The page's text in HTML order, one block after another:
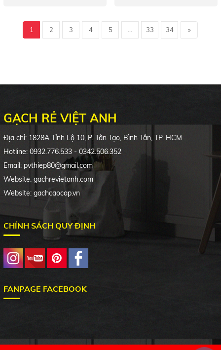
1 2 3 4 5 33 34 »
GẠCH RẺ VIỆT ANH
Địa chỉ: 1828A Tỉnh Lộ 10, P. Tân Tạo, Bình Tân, TP. HCM
Hotline: 0932.776.533 - 0342.506.352
Email: pvthiep80@gmail.com
Website: gachrevietanh.com
Website: gachcaocap.vn
CHÍNH SÁCH QUY ĐỊNH
FANPAGE FACEBOOK